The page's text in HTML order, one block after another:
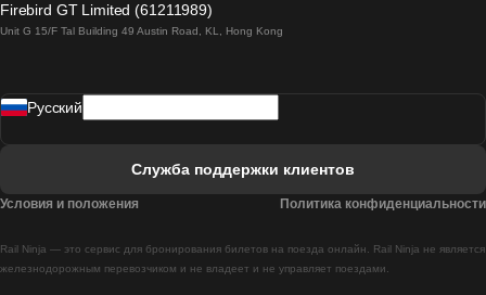
Поезд Лиссабон - Мадрид
Поезд Лиссабон - Брага
Firebird GT Limited (61211989)
Unit G 15/F Tal Building 49 Austin Road, KL, Hong Kong
Rail Ninja — это сервис для бронирования билетов на поезда онлайн. Rail Ninja не является
железнодорожным перевозчиком и не владеет и не управляет поездами.
Pусский
Служба поддержки клиентов
Условия и положения Политика конфиденциальности